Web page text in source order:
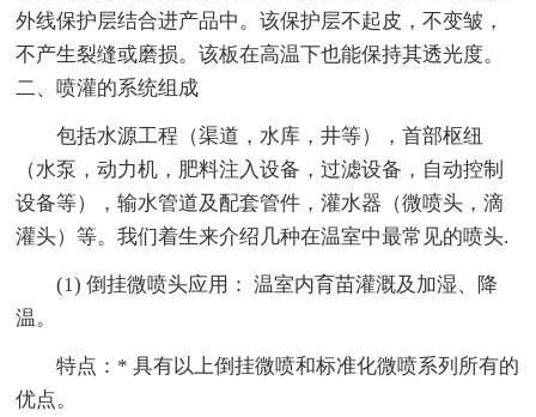
外线保护层结合进产品中。该保护层不起皮，不变皱，
不产生裂缝或磨损。该板在高温下也能保持其透光度。
二、喷灌的系统组成
包括水源工程（渠道，水库，井等），首部枢纽
（水泵，动力机，肥料注入设备，过滤设备，自动控制
设备等），输水管道及配套管件，灌水器（微喷头，滴
灌头）等。我们着生来介绍几种在温室中最常见的喷头.
(1) 倒挂微喷头应用： 温室内育苗灌溉及加湿、降
温。
特点：* 具有以上倒挂微喷和标准化微喷系列所有的
优点。